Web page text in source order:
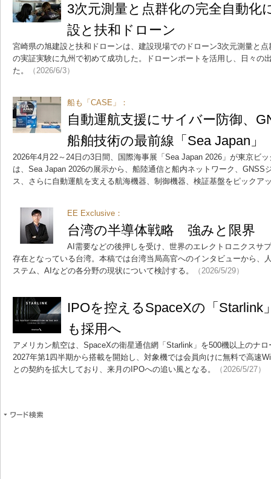
3次元測量と点群化の完全自動化
設と扶和ドローン
宮崎県の旭建設と扶和ドローンは、建設現場でのドローン3次元測量と
の実証実験に九州で初めて成功した。ドローンポートを活用し、日々の
た。
（2026/6/3）
船も「CASE」：
自動運航支援にサイバー防御、
船舶技術の最前線「Sea Japan」
2026年4月22～24日の3日間、国際海事展「Sea Japan 2026」が東京ビ
は、Sea Japan 2026の展示から、船陸通信と船内ネットワーク、GNSS
ス、さらに自動運航を支える航海機器、制御機器、検証基盤をピックア
EE Exclusive：
台湾の半導体戦略 強みと限界
AI需要などの後押しを受け、世界のエレクトロニクスサ
存在となっている台湾。本稿では台湾当局高官へのインタビューから、
ステム、AIなどの各分野の現状について検討する。
（2026/5/29）
IPOを控えるSpaceXの「Starlink
も採用へ
アメリカン航空は、SpaceXの衛星通信網「Starlink」を500機以上のナ
2027年第1四半期から搭載を開始し、対象機では会員向けに無料で高速
との契約を拡大しており、来月のIPOへの追い風となる。
（2026/5/27）